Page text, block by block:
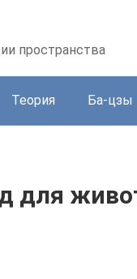
пространства
Теория Ба-цзы
для